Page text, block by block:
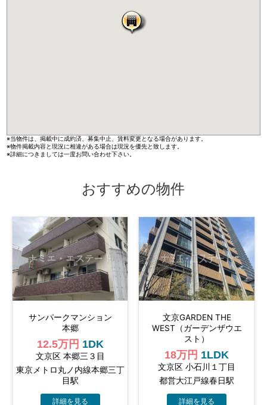
※当物件は、掲載中に成約済、募集中止、賃料変更となる場合があります。
※物件掲載内容と現況に相違がある場合は現況を優先と致します。
※詳細につきましては一度お問い合わせ下さい。
おすすめの物件
サンパークマンション
本郷
12.5万円 1DK
文京区 本郷三３目
東京メトロ丸ノ内線本郷三丁
目駅
文京GARDEN THE
WEST（ガーデンザウエ
スト）
18万円 1LDK
文京区 小石川１丁目
都営大江戸線春日駅